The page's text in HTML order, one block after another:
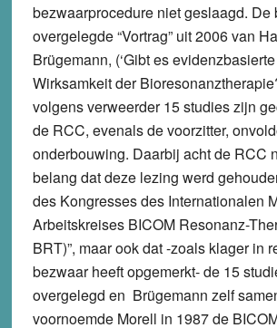
bezwaarprocedure niet geslaagd. De
overgelegde “Vortrag” uit 2006 van
Brügemann, (‘Gibt es
Wirksamkeit der
volgens verweerder 15 studies zijn
de RCC, evenals de voorzitter,
onderbouwing. Daarbij acht de RCC
belang dat deze lezing werd
des Kongresses des Internationalen
Arbeitskreises BICOM Resonanz-
BRT)”, maar ook dat -zoals klager in
bezwaar heeft opgemerkt- de 15
overgelegd en Brügemann zelf
voornoemde Morell in 1987 de